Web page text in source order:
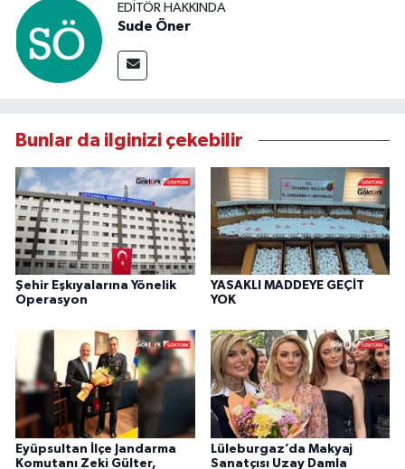
EDITÖR HAKKINDA
Sude Öner
Bunlar da ilginizi çekebilir
Şehir Eşkıyalarına Yönelik
Operasyon
YASAKLI MADDEYE GEÇİT
YOK
Eyüpsultan İlçe Jandarma
Komutanı Zeki Gülter,
Lüleburgaz’da Makyaj
Sanatçısı Uzay Damla